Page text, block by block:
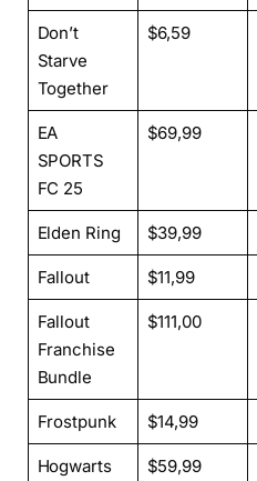
Don’t
Starve
Together
$6,59
EA
SPORTS
FC 25
$69,99
Elden Ring $39,99
Fallout $11,99
Fallout
Franchise
Bundle
$111,00
Frostpunk $14,99
Hogwarts
$59,99